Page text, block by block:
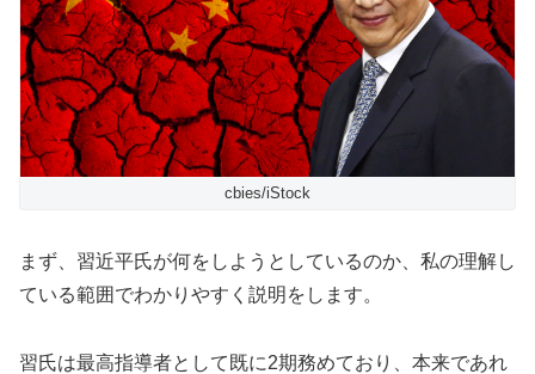
cbies/iStock
まず、習近平氏が何をしようとしているのか、私の理解し
ている範囲でわかりやすく説明をします。
習氏は最高指導者として既に2期務めており、本来であれ